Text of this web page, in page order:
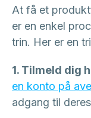
At få et
er en enkel
trin. Her er en
1. Tilmeld dig
en konto på
adgang til